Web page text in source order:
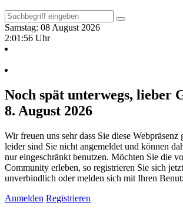
Samstag: 08 August 2026
2:01:56 Uhr
Noch spät unterwegs, lieber
8. August 2026
Wir freuen uns sehr dass Sie diese Webpräsenz
leider sind Sie nicht angemeldet und können
nur eingeschränkt benutzen. Möchten Sie die
Community erleben, so registrieren Sie sich
unverbindlich oder melden sich mit Ihren
Anmelden Registrieren